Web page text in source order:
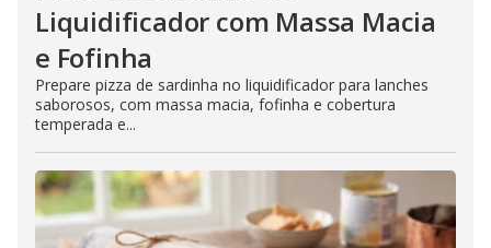
Liquidificador com Massa Macia
e Fofinha
Prepare pizza de sardinha no liquidificador para lanches
saborosos, com massa macia, fofinha e cobertura
temperada e...